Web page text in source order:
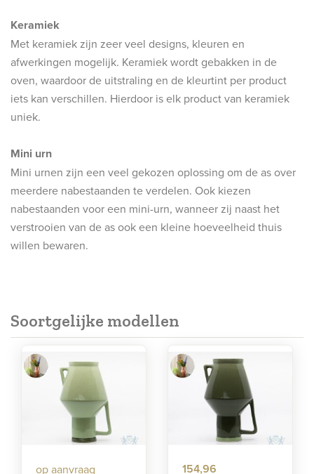
Keramiek
Met keramiek zijn zeer veel designs, kleuren en
afwerkingen mogelijk. Keramiek wordt gebakken in de
oven, waardoor de uitstraling en de kleurtint per product
iets kan verschillen. Hierdoor is elk product van keramiek
uniek.
Mini urn
Mini urnen zijn een veel gekozen oplossing om de as over
meerdere nabestaanden te verdelen. Ook kiezen
nabestaanden voor een mini-urn, wanneer zij naast het
verstrooien van de as ook een kleine hoeveelheid thuis
willen bewaren.
Soortgelijke modellen
op aanvraag 154,96